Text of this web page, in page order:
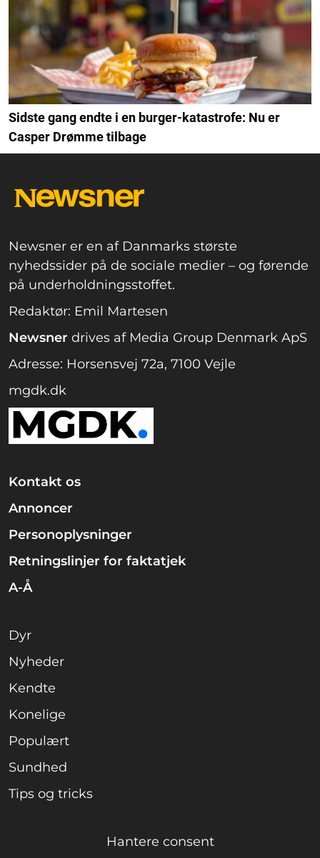
Sidste gang endte i en burger-katastrofe: Nu er
Casper Drømme tilbage
Newsner er en af Danmarks største
nyhedssider på de sociale medier – og førende
på underholdningsstoffet.
Redaktør: Emil Martesen
Newsner drives af Media Group Denmark ApS
Adresse: Horsensvej 72a, 7100 Vejle
mgdk.dk
Kontakt os
Annoncer
Personoplysninger
Retningslinjer for faktatjek
A-Å
Dyr
Nyheder
Kendte
Konelige
Populært
Sundhed
Tips og tricks
Hantere consent